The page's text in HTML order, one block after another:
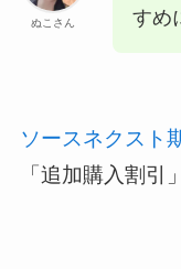
ぬこさん
すめ
ソースネクスト
「追加購入割引